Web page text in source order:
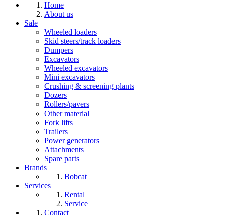
Home
About us
Sale
Wheeled loaders
Skid steers/track loaders
Dumpers
Excavators
Wheeled excavators
Mini excavators
Crushing & screening plants
Dozers
Rollers/pavers
Other material
Fork lifts
Trailers
Power generators
Attachments
Spare parts
Brands
Bobcat
Services
Rental
Service
Contact